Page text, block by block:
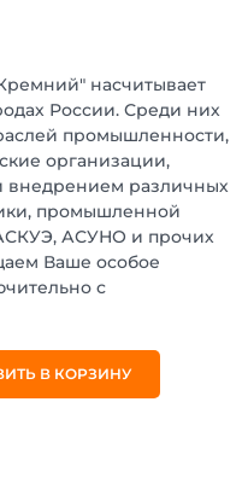
насчитывает
России. Среди них
промышленности,
организации,
внедрением различных
промышленной
АСУНО и прочих
Ваше особое
с
В КОРЗИНУ